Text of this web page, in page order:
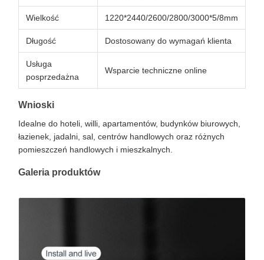
Wielkość 1220*2440/2600/2800/3000*5/8mm
Długość Dostosowany do wymagań klienta
Usługa
posprzedażna
Wsparcie techniczne online
Wnioski
Idealne do hoteli, willi, apartamentów, budynków biurowych,
łazienek, jadalni, sal, centrów handlowych oraz różnych
pomieszczeń handlowych i mieszkalnych.
Galeria produktów